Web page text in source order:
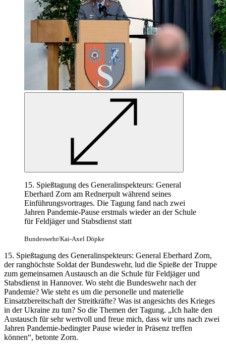
15. Spießtagung des Generalinspekteurs: General
Eberhard Zorn am Rednerpult während seines
Einführungsvortrages. Die Tagung fand nach zwei
Jahren Pandemie-Pause erstmals wieder an der Schule
für Feldjäger und Stabsdienst statt
Bundeswehr/Kai-Axel Döpke
15. Spießtagung des Generalinspekteurs: General Eberhard Zorn,
der ranghöchste Soldat der Bundeswehr, lud die Spieße der Truppe
zum gemeinsamen Austausch an die Schule für Feldjäger und
Stabsdienst in Hannover. Wo steht die Bundeswehr nach der
Pandemie? Wie steht es um die personelle und materielle
Einsatzbereitschaft der Streitkräfte? Was ist angesichts des Krieges
in der Ukraine zu tun? So die Themen der Tagung. „Ich halte den
Austausch für sehr wertvoll und freue mich, dass wir uns nach zwei
Jahren Pandemie-bedingter Pause wieder in Präsenz treffen
können“, betonte Zorn.